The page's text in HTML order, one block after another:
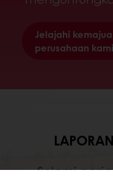
Jelajahi
perusahaan kami
Selami